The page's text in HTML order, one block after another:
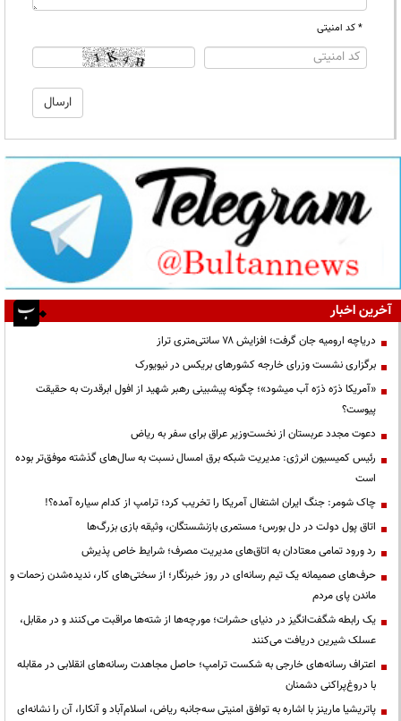
* کد امنیتی
آخرین اخبار
دریاچه ارومیه جان گرفت؛ افزایش ۷۸ سانتی‌متری تراز
برگزاری نشست وزرای خارجه کشورهای بریکس در نیویورک
«آمریکا ذرّه ذرّه آب میشود»؛ چگونه پیشبینی رهبر شهید از افول ابرقدرت به حقیقت
پیوست؟
دعوت مجدد عربستان از نخست‌وزیر عراق برای سفر به ریاض
رئیس کمیسیون انرژی: مدیریت شبکه برق امسال نسبت به سال‌های گذشته موفق‌تر بوده
است
چاک شومر: جنگ ایران اشتغال آمریکا را تخریب کرد؛ ترامپ از کدام سیاره آمده؟!
اتاق پول دولت در دل بورس؛ مستمری بازنشستگان، وثیقه بازی بزرگ‌ها
رد ورود تمامی معتادان به اتاق‌های مدیریت مصرف؛ شرایط خاص پذیرش
حرف‌های صمیمانه یک تیم رسانه‌ای در روز خبرنگار؛ از سختی‌های کار، ندیده‌شدن زحمات و
ماندن پای مردم
یک رابطه شگفت‌انگیز در دنیای حشرات؛ مورچه‌ها از شته‌ها مراقبت می‌کنند و در مقابل،
عسلک شیرین دریافت می‌کنند
اعتراف رسانه‌های خارجی به شکست ترامپ؛ حاصل مجاهدت رسانه‌های انقلابی در مقابله
با دروغ‌پراکنی دشمنان
پاتریشیا مارینز با اشاره به توافق امنیتی سه‌جانبه ریاض، اسلام‌آباد و آنکارا، آن را نشانه‌ای